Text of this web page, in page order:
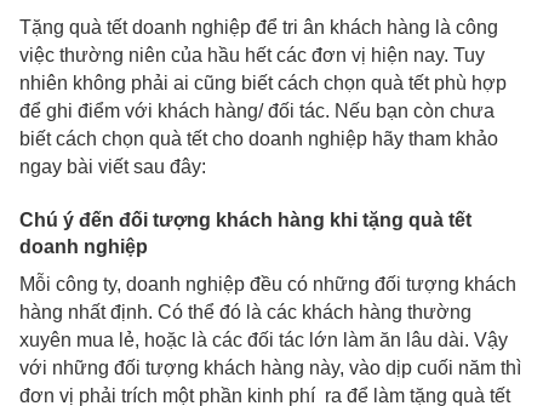
Tặng quà tết doanh nghiệp để tri ân khách hàng là công
việc thường niên của hầu hết các đơn vị hiện nay. Tuy
nhiên không phải ai cũng biết cách chọn quà tết phù hợp
để ghi điểm với khách hàng/ đối tác. Nếu bạn còn chưa
biết cách chọn quà tết cho doanh nghiệp hãy tham khảo
ngay bài viết sau đây:
Chú ý đến đối tượng khách hàng khi tặng quà tết
doanh nghiệp
Mỗi công ty, doanh nghiệp đều có những đối tượng khách
hàng nhất định. Có thể đó là các khách hàng thường
xuyên mua lẻ, hoặc là các đối tác lớn làm ăn lâu dài. Vậy
với những đối tượng khách hàng này, vào dịp cuối năm thì
đơn vị phải trích một phần kinh phí ra để làm tặng quà tết